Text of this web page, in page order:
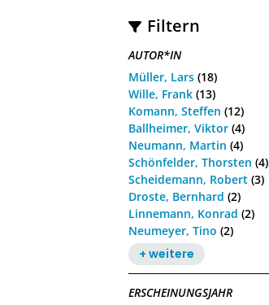
Filtern
AUTOR*IN
Müller, Lars (18)
Wille, Frank (13)
Komann, Steffen (12)
Ballheimer, Viktor (4)
Neumann, Martin (4)
Schönfelder, Thorsten (4)
Scheidemann, Robert (3)
Droste, Bernhard (2)
Linnemann, Konrad (2)
Neumeyer, Tino (2)
+ weitere
ERSCHEINUNGSJAHR